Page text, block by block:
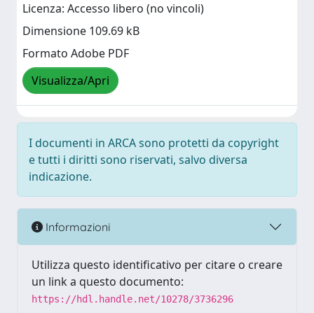
Licenza: Accesso libero (no vincoli)
Dimensione 109.69 kB
Formato Adobe PDF
Visualizza/Apri
I documenti in ARCA sono protetti da copyright
e tutti i diritti sono riservati, salvo diversa
indicazione.
Informazioni
Utilizza questo identificativo per citare o creare
un link a questo documento:
https://hdl.handle.net/10278/3736296